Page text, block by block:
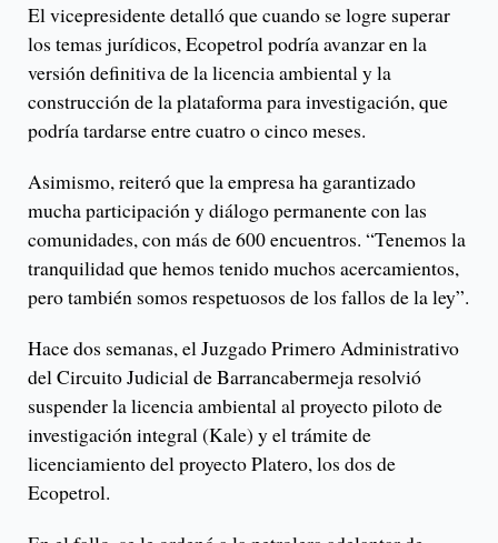
El vicepresidente detalló que cuando se logre superar
los temas jurídicos, Ecopetrol podría avanzar en la
versión definitiva de la licencia ambiental y la
construcción de la plataforma para investigación, que
podría tardarse entre cuatro o cinco meses.
Asimismo, reiteró que la empresa ha garantizado
mucha participación y diálogo permanente con las
comunidades, con más de 600 encuentros. “Tenemos la
tranquilidad que hemos tenido muchos acercamientos,
pero también somos respetuosos de los fallos de la ley”.
Hace dos semanas, el Juzgado Primero Administrativo
del Circuito Judicial de Barrancabermeja resolvió
suspender la licencia ambiental al proyecto piloto de
investigación integral (Kale) y el trámite de
licenciamiento del proyecto Platero, los dos de
Ecopetrol.